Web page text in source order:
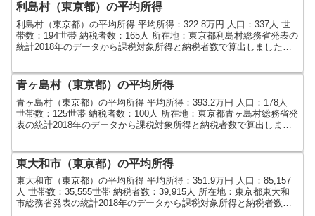
利島村（東京都）の平均所得
利島村（東京都）の平均所得 平均所得：322.8万円 人口：337人 世
帯数：194世帯 納税者数：165人 所在地：東京都利島村総務省発表の
統計2018年のデータから課税対象所得と納税者数で算出しました。
青ヶ島村（東京都）の平均所得
青ヶ島村（東京都）の平均所得 平均所得：393.2万円 人口：178人
世帯数：125世帯 納税者数：100人 所在地：東京都青ヶ島村総務省発
表の統計2018年のデータから課税対象所得と納税者数で算出しまし
東大和市（東京都）の平均所得
東大和市（東京都）の平均所得 平均所得：351.9万円 人口：85,157
人 世帯数：35,555世帯 納税者数：39,915人 所在地：東京都東大和
市総務省発表の統計2018年のデータから課税対象所得と納税者数で